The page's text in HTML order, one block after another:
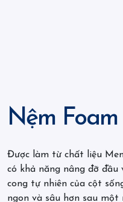
Nệm
Được làm từ chất liệu
có khả năng nâng đỡ
cong tự nhiên của cột
ngon và sâu hơn sau một